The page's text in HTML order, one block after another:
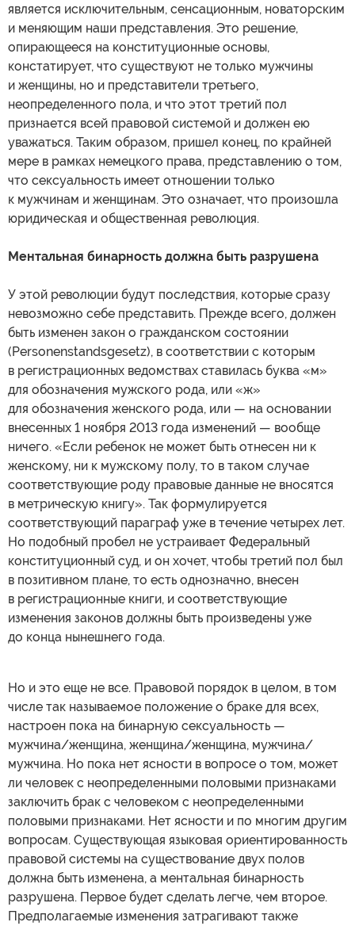
является исключительным, сенсационным, новаторским
и меняющим наши представления. Это решение,
опирающееся на конституционные основы,
констатирует, что существуют не только мужчины
и женщины, но и представители третьего,
неопределенного пола, и что этот третий пол
признается всей правовой системой и должен ею
уважаться. Таким образом, пришел конец, по крайней
мере в рамках немецкого права, представлению о том,
что сексуальность имеет отношении только
к мужчинам и женщинам. Это означает, что произошла
юридическая и общественная революция.
Ментальная бинарность должна быть разрушена
У этой революции будут последствия, которые сразу
невозможно себе представить. Прежде всего, должен
быть изменен закон о гражданском состоянии
(Personenstandsgesetz), в соответствии с которым
в регистрационных ведомствах ставилась буква «м»
для обозначения мужского рода, или «ж»
для обозначения женского рода, или — на основании
внесенных 1 ноября 2013 года изменений — вообще
ничего. «Если ребенок не может быть отнесен ни к
женскому, ни к мужскому полу, то в таком случае
соответствующие роду правовые данные не вносятся
в метрическую книгу». Так формулируется
соответствующий параграф уже в течение четырех лет.
Но подобный пробел не устраивает Федеральный
конституционный суд, и он хочет, чтобы третий пол был
в позитивном плане, то есть однозначно, внесен
в регистрационные книги, и соответствующие
изменения законов должны быть произведены уже
до конца нынешнего года.
Но и это еще не все. Правовой порядок в целом, в том
числе так называемое положение о браке для всех,
настроен пока на бинарную сексуальность —
мужчина/женщина, женщина/женщина, мужчина/
мужчина. Но пока нет ясности в вопросе о том, может
ли человек с неопределенными половыми признаками
заключить брак с человеком с неопределенными
половыми признаками. Нет ясности и по многим другим
вопросам. Существующая языковая ориентированность
правовой системы на существование двух полов
должна быть изменена, а ментальная бинарность
разрушена. Первое будет сделать легче, чем второе.
Предполагаемые изменения затрагивают также